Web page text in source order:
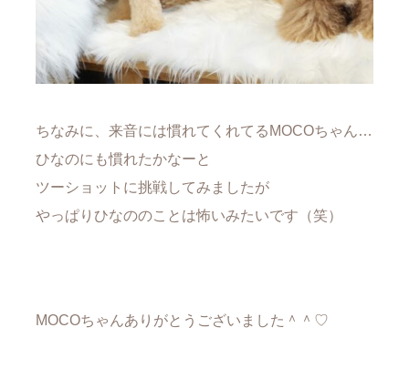
ちなみに、来音には慣れてくれてるMOCOちゃん…
ひなのにも慣れたかなーと
ツーショットに挑戦してみましたが
やっぱりひなののことは怖いみたいです（笑）
MOCOちゃんありがとうございました＾＾♡